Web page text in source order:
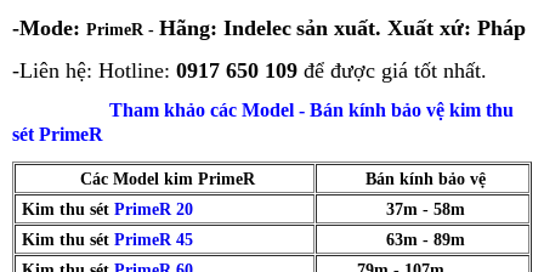
-Mode: PrimeR - Hãng: Indelec sản xuất. Xuất xứ: Pháp
-Liên hệ: Hotline: 0917 650 109 để được giá tốt nhất.
Tham khảo các Model - Bán kính bảo vệ kim thu
sét PrimeR
Các Model kim PrimeR
Bán kính bảo vệ
Kim thu sét PrimeR 20
37m - 58m
Kim thu sét PrimeR 45
63m - 89m